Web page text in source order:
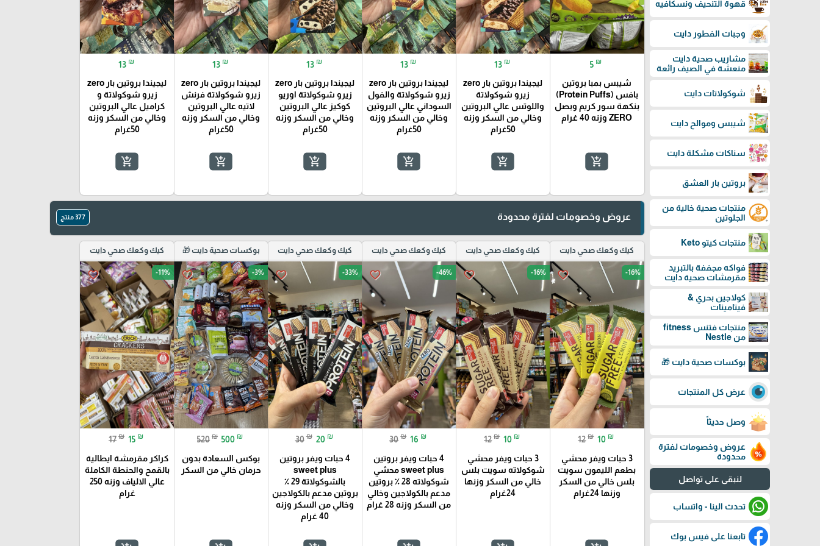
قهوة التنحيف ونسكافيه
وجبات الفطور دايت
مشاريب صحية دايت
منعشة في الصيف رائعة
شوكولاتات دايت
شيبس وموالح دايت
سناكات مشكلة دايت
بروتين بار العشق
منتجات صحية خالية من
الجلوتين
منتجات كيتو Keto
فواكه مجففة بالتبريد
مقرمشات صحية دايت
كولاجين بحري &
فيتامينات
منتجات فتنس fitness
من Nestle
بوكسات صحية دايت 🎁
عرض كل المنتجات
وصل حديثاً
عروض وخصومات لفترة
محدودة
لنبقى على تواصل
تحدث الينا - واتساب
تابعنا على فيس بوك
5 ₪
شيبس بمبا بروتين
بافس (Protein Puffs)
بنكهة سور كريم وبصل
ZERO وزنه 40 غرام
add_shopping_cart
13 ₪
ليجيندا بروتين بار zero
زيرو شوكولاتة
واللوتس عالي البروتين
وخالي من السكر وزنه
50غرام
add_shopping_cart
13 ₪
ليجيندا بروتين بار zero
زيرو شوكولاتة والفول
السوداني عالي البروتين
وخالي من السكر وزنه
50غرام
add_shopping_cart
13 ₪
ليجيندا بروتين بار zero
زيرو شوكولاتة اوريو
كوكيز عالي البروتين
وخالي من السكر وزنه
50غرام
add_shopping_cart
13 ₪
ليجيندا بروتين بار zero
زيرو شوكولاتة فرنش
لاتيه عالي البروتين
وخالي من السكر وزنه
50غرام
add_shopping_cart
13 ₪
ليجيندا بروتين بار zero
زيرو شوكولاتة و
كراميل عالي البروتين
وخالي من السكر وزنه
50غرام
add_shopping_cart
عروض وخصومات لفترة محدودة 377 منتج
كيك وكعك صحي دايت
favorite_border -16%
12 ₪ 10 ₪
3 حبات ويفر محشي
بطعم الليمون سويت
بلس خالي من السكر
وزنها 24غرام
كيك وكعك صحي دايت
favorite_border -16%
12 ₪ 10 ₪
3 حبات ويفر محشي
شوكولاته سويت بلس
خالي من السكر وزنها
24غرام
كيك وكعك صحي دايت
favorite_border -46%
30 ₪ 16 ₪
4 حبات ويفر بروتين
sweet plus محشي
شوكولاته 28 ٪؜ بروتين
مدعم بالكولاجين وخالي
من السكر وزنه 28 غرام
كيك وكعك صحي دايت
favorite_border -33%
30 ₪ 20 ₪
4 حبات ويفر بروتين
sweet plus
بالشوكولاتة 29 ٪؜
بروتين مدعم بالكولاجين
وخالي من السكر وزنه
40 غرام
بوكسات صحية دايت 🎁
favorite_border -3%
520 ₪ 500 ₪
بوكس السعادة بدون
حرمان خالي من السكر
كيك وكعك صحي دايت
favorite_border -11%
17 ₪ 15 ₪
كراكر مقرمشة ايطالية
بالقمح والحنطة الكاملة
عالي الالياف وزنه 250
غرام